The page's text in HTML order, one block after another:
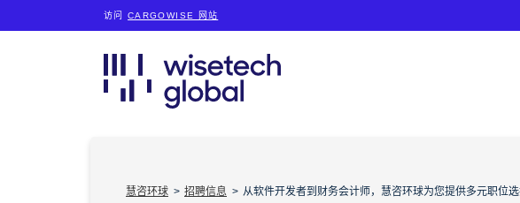
访问CARGOWISE 网站
慧咨环球 招聘信息 从软件开发者到财务会计师，慧咨环球为您提供多元职位